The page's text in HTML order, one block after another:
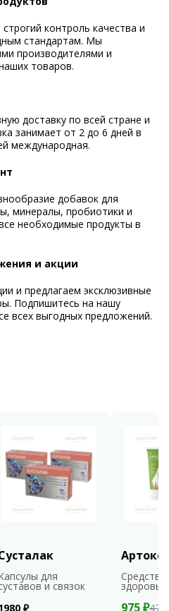
контроль качества и
стандартам. Мы
производителями и
товаров.
доставку по всей стране и
занимает от 2 до 6 дней в
международная.
добавок для
минералы, пробиотики и
необходимые продукты в
и акции
и предлагаем эксклюзивные
Подпишитесь на нашу
всех выгодных предложений.
для
и связок
₽
Артокс
здоровья
975 ₽